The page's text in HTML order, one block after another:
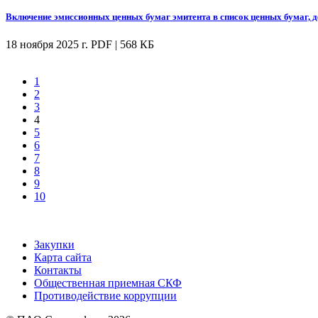
Включение эмиссионных ценных бумаг эмитента в список ценных бумаг,
18 ноября 2025 г. PDF | 568 КБ
1
2
3
4
5
6
7
8
9
10
Закупки
Карта сайта
Контакты
Общественная приемная СКФ
Противодействие коррупции